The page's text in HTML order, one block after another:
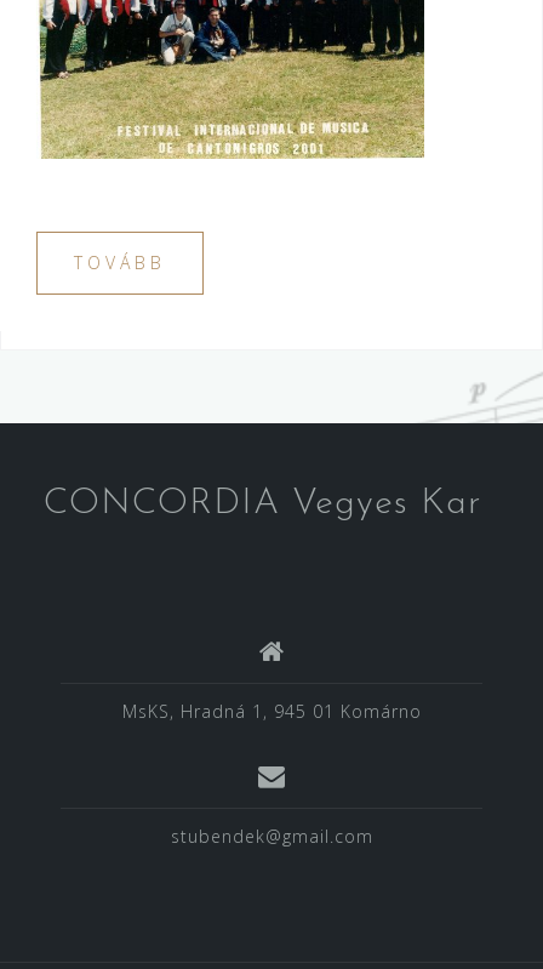
TOVÁBB
CONCORDIA Vegyes Kar
MsKS, Hradná 1, 945 01 Komárno
stubendek@gmail.com